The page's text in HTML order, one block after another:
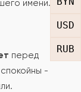
USD
RUB
имени.
перед
-